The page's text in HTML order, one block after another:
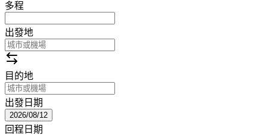
多程
出發地
目的地
出發日期
2026/08/12
回程日期